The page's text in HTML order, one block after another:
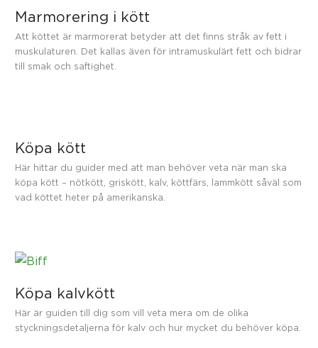
Marmorering i kött
Att köttet är marmorerat betyder att det finns stråk av fett i
muskulaturen. Det kallas även för intramuskulärt fett och bidrar
till smak och saftighet.
Köpa kött
Här hittar du guider med att man behöver veta när man ska
köpa kött – nötkött, griskött, kalv, köttfärs, lammkött såväl som
vad köttet heter på amerikanska.
Köpa kalvkött
Här är guiden till dig som vill veta mera om de olika
styckningsdetaljerna för kalv och hur mycket du behöver köpa.